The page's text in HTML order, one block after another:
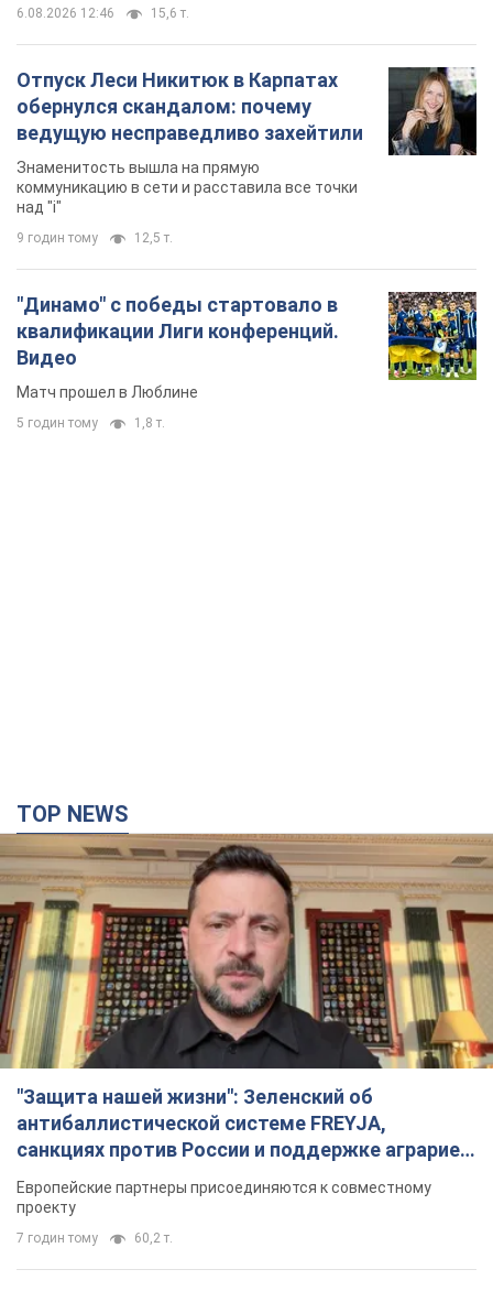
9 годин тому 12,5 т.
"Динамо" с победы стартовало в
квалификации Лиги конференций.
Видео
Матч прошел в Люблине
5 годин тому
"Защита нашей жизни": Зеленский об
антибаллистической системе FREYJA,
санкциях против России и поддержке аграриев.
Видео
Европейские партнеры присоединяются к совместному
проекту
7 годин тому 60,2 т.
С 1 сентября украинским учителям повысят
зарплаты: Корецкий раскрыл подробности
Одновременно с повышением зарплат педагогам
стипендий
3 години тому